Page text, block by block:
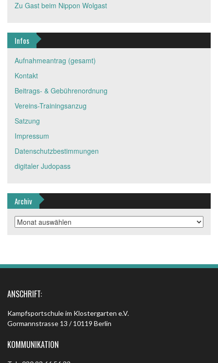
Zu Gast beim Nippon Wolgast
Infos
Aufnahmeantrag (gesamt)
Kontakt
Beitrags- & Gebührenordnung
Vereins-Trainingsanzug
Satzung
Impressum
Datenschutzbestimmungen
digitaler Judopass
Archiv
Archiv
ANSCHRIFT:
Kampfsportschule im Klostergarten e.V.
Gormannstrasse 13 / 10119 Berlin
KOMMUNIKATION